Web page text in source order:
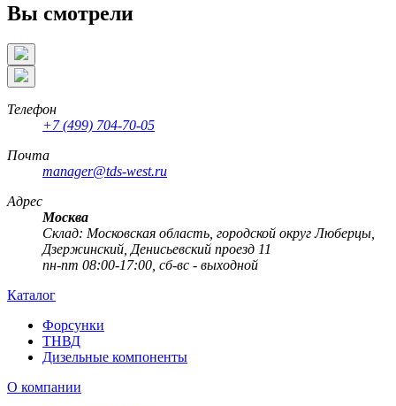
Вы смотрели
Телефон
+7 (499) 704-70-05
Почта
manager@tds-west.ru
Адрес
Москва
Cклад: Московская область, городской округ Люберцы,
Дзержинский, Денисьевский проезд 11
пн-пт 08:00-17:00, сб-вс - выходной
Каталог
Форсунки
ТНВД
Дизельные компоненты
О компании